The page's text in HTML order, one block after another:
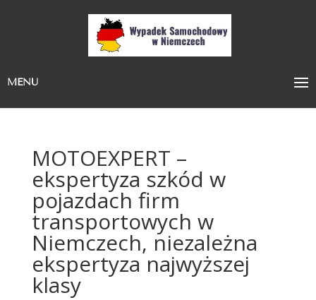
MENU
MOTOEXPERT –
ekspertyza szkód w
pojazdach firm
transportowych w
Niemczech, niezależna
ekspertyza najwyższej
klasy